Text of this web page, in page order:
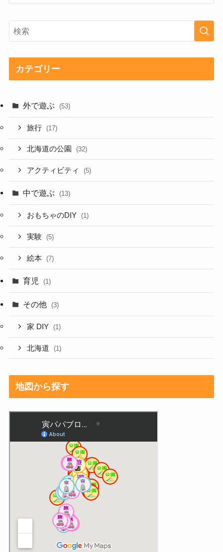
カテゴリー
外で遊ぶ (53)
旅行 (17)
北海道の公園 (32)
アクティビティ (5)
中で遊ぶ (13)
おもちゃのDIY (1)
実験 (5)
絵本 (7)
育児 (1)
その他 (3)
家 DIY (1)
北海道 (1)
地図から探す